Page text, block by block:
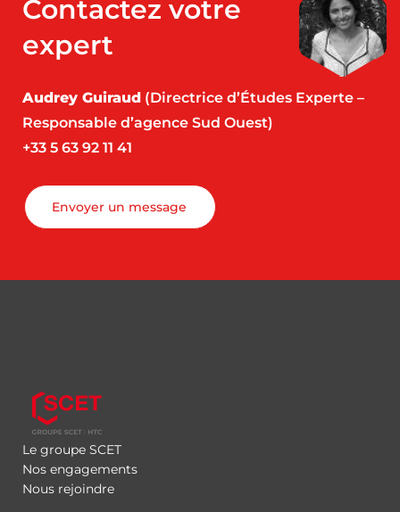
Contactez votre
expert
Audrey Guiraud (Directrice d’Études Experte –
Responsable d’agence Sud Ouest)
+33 5 63 92 11 41
Envoyer un message
Le groupe SCET
Nos engagements
Nous rejoindre